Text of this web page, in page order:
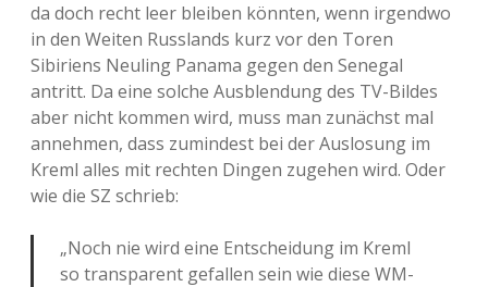
da doch recht leer bleiben könnten, wenn irgendwo
in den Weiten Russlands kurz vor den Toren
Sibiriens Neuling Panama gegen den Senegal
antritt. Da eine solche Ausblendung des TV-Bildes
aber nicht kommen wird, muss man zunächst mal
annehmen, dass zumindest bei der Auslosung im
Kreml alles mit rechten Dingen zugehen wird. Oder
wie die SZ schrieb:
„Noch nie wird eine Entscheidung im Kreml
so transparent gefallen sein wie diese WM-